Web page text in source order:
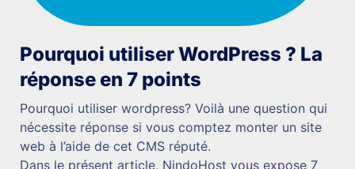
Pourquoi utiliser WordPress ? La
réponse en 7 points
Pourquoi utiliser wordpress? Voilà une question qui
nécessite réponse si vous comptez monter un site
web à l’aide de cet CMS réputé.
Dans le présent article, NindoHost vous expose 7